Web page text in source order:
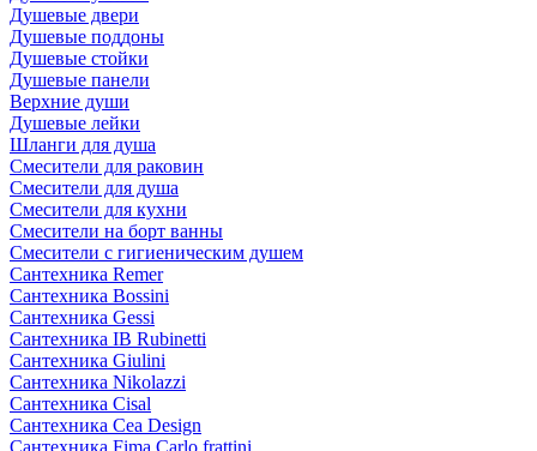
Душевые двери
Душевые поддоны
Душевые стойки
Душевые панели
Верхние души
Душевые лейки
Шланги для душа
Смесители для раковин
Смесители для душа
Смесители для кухни
Смесители на борт ванны
Смесители с гигиеническим душем
Сантехника Remer
Сантехника Bossini
Сантехника Gessi
Сантехника IB Rubinetti
Сантехника Giulini
Сантехника Nikolazzi
Сантехника Cisal
Сантехника Cea Design
Сантехника Fima Carlo frattini